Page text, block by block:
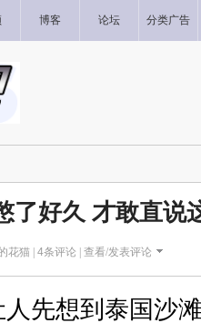
博客 论坛 分类广告
了好久 才敢直说
花猫 | 4条评论 | 查看/发表评论
人先想到泰国沙